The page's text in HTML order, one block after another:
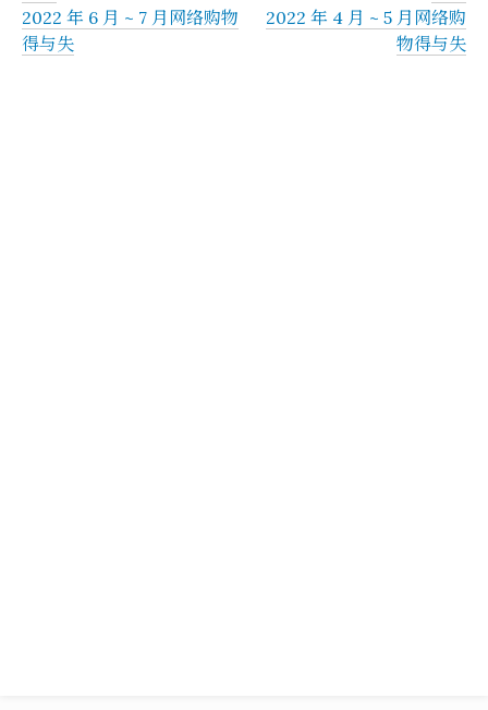
2022 年 6 月 ~ 7 月网络购物
得与失
2022 年 4 月 ~ 5 月网络购
物得与失